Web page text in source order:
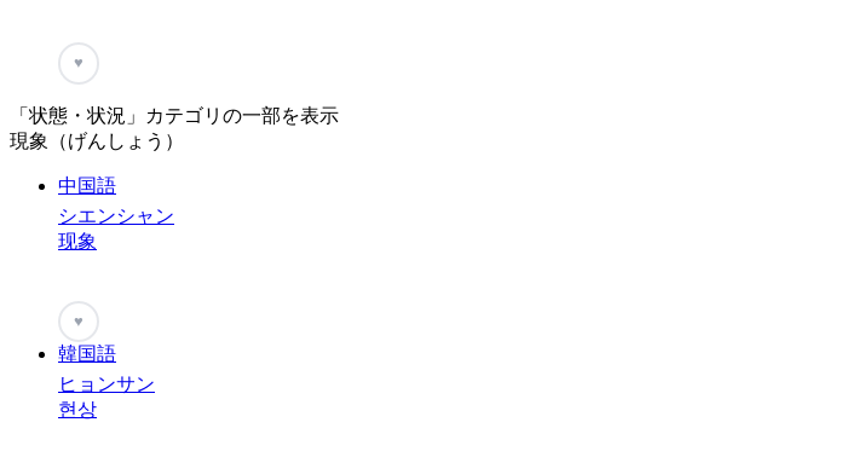
♥
「状態・状況」カテゴリの一部を表示
現象（げんしょう）
中国語
シエンシャン
现象
♥
韓国語
ヒョンサン
현상